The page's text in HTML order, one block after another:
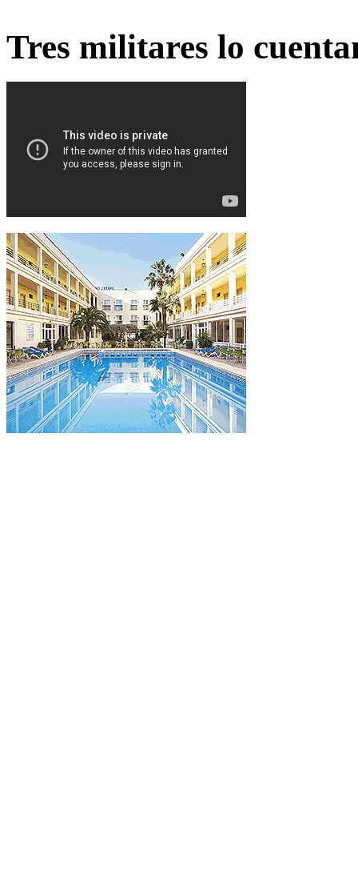
Tres militares lo